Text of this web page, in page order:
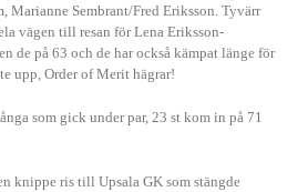
Marianne Sembrant/Fred Eriksson. Tyvärr
vägen till resan för Lena Eriksson-
de på 63 och de har också kämpat länge för
upp, Order of Merit hägrar!
som gick under par, 23 st kom in på 71
knippe ris till Upsala GK som stängde